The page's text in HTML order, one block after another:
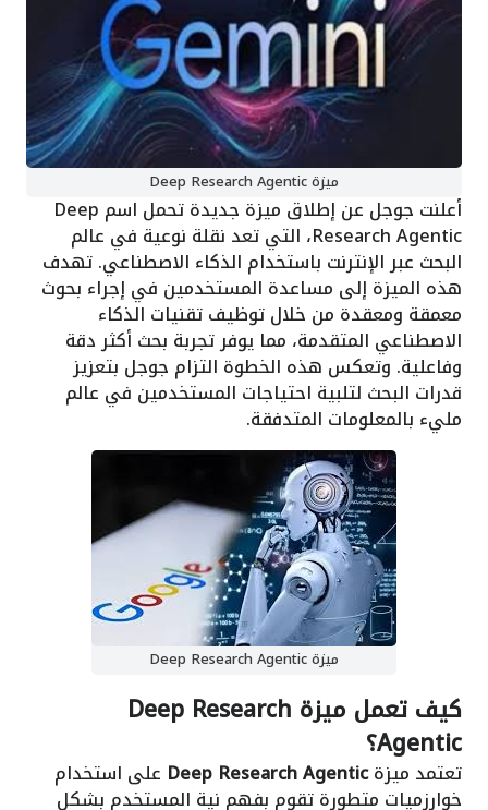
ميزة Deep Research Agentic
أعلنت جوجل عن إطلاق ميزة جديدة تحمل اسم Deep
Research Agentic، التي تعد نقلة نوعية في عالم
البحث عبر الإنترنت باستخدام الذكاء الاصطناعي. تهدف
هذه الميزة إلى مساعدة المستخدمين في إجراء بحوث
معمقة ومعقدة من خلال توظيف تقنيات الذكاء
الاصطناعي المتقدمة، مما يوفر تجربة بحث أكثر دقة
وفاعلية. وتعكس هذه الخطوة التزام جوجل بتعزيز
قدرات البحث لتلبية احتياجات المستخدمين في عالم
مليء بالمعلومات المتدفقة.
ميزة Deep Research Agentic
كيف تعمل ميزة Deep Research
Agentic؟
تعتمد ميزةDeep Research Agentic على استخدام
خوارزميات متطورة تقوم بفهم نية المستخدم بشكل